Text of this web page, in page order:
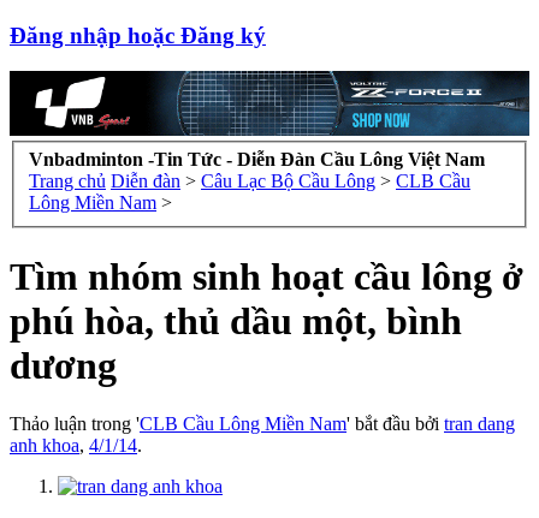
Đăng nhập hoặc Đăng ký
Vnbadminton -Tin Tức - Diễn Đàn Cầu Lông Việt Nam
Trang chủ Diễn đàn > Câu Lạc Bộ Cầu Lông > CLB Cầu
Lông Miền Nam >
Tìm nhóm sinh hoạt cầu lông ở
phú hòa, thủ dầu một, bình
dương
Thảo luận trong 'CLB Cầu Lông Miền Nam' bắt đầu bởi tran dang
anh khoa, 4/1/14.